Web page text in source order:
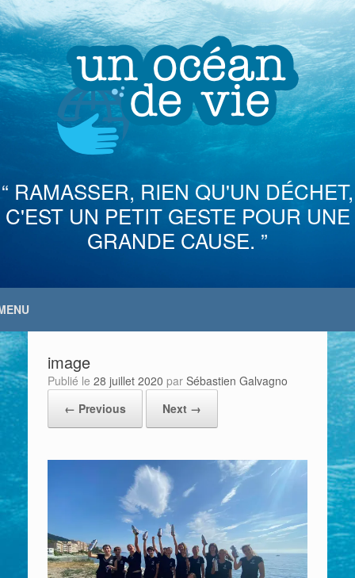
Skip
to
content
“ RAMASSER, RIEN QU'UN DÉCHET,
C'EST UN PETIT GESTE POUR UNE
GRANDE CAUSE. ”
image
Publié le 28 juillet 2020 par Sébastien Galvagno
← Previous
Next →